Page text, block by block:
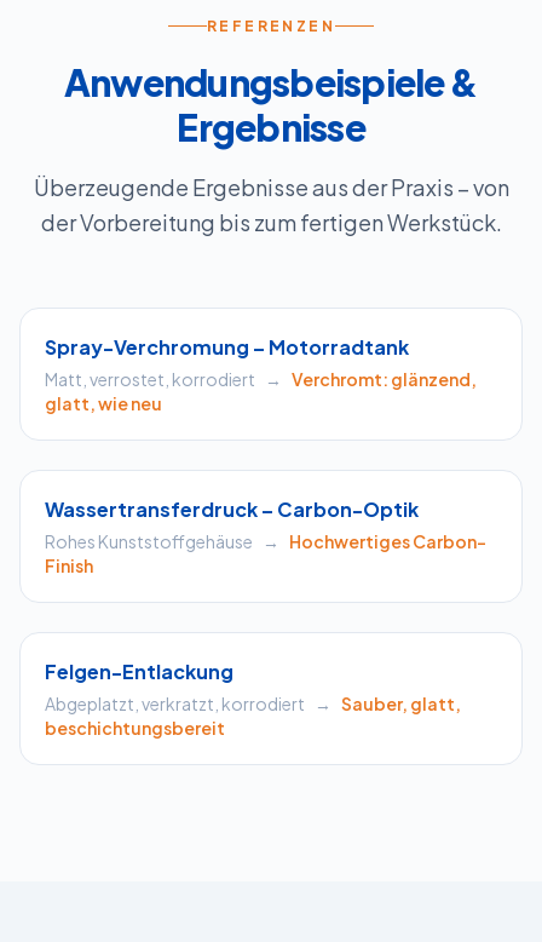
REFERENZEN
Anwendungsbeispiele &
Ergebnisse
Überzeugende Ergebnisse aus der Praxis – von
der Vorbereitung bis zum fertigen Werkstück.
Spray-Verchromung – Motorradtank
Matt, verrostet, korrodiert →
Verchromt: glänzend,
glatt, wie neu
Wassertransferdruck – Carbon-Optik
Rohes Kunststoffgehäuse →
Hochwertiges Carbon-
Finish
Felgen-Entlackung
Abgeplatzt, verkratzt, korrodiert →
Sauber, glatt,
beschichtungsbereit